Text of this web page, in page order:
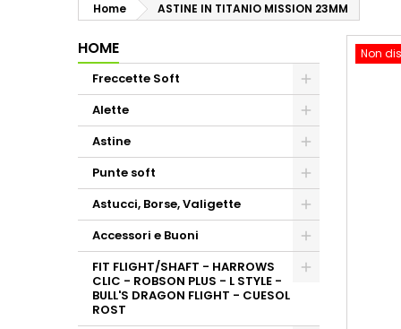
Home ASTINE IN TITANIO MISSION 23MM
HOME
Freccette Soft
Alette
Astine
Punte soft
Astucci, Borse, Valigette
Accessori e Buoni
FIT FLIGHT/SHAFT - HARROWS
CLIC - ROBSON PLUS - L STYLE -
BULL'S DRAGON FLIGHT - CUESOL
ROST
Non